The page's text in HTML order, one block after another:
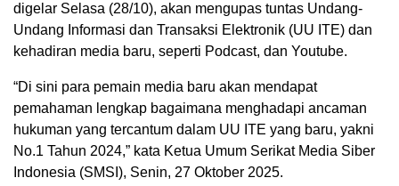
digelar Selasa (28/10), akan mengupas tuntas Undang-
Undang Informasi dan Transaksi Elektronik (UU ITE) dan
kehadiran media baru, seperti Podcast, dan Youtube.
“Di sini para pemain media baru akan mendapat
pemahaman lengkap bagaimana menghadapi ancaman
hukuman yang tercantum dalam UU ITE yang baru, yakni
No.1 Tahun 2024,” kata Ketua Umum Serikat Media Siber
Indonesia (SMSI), Senin, 27 Oktober 2025.